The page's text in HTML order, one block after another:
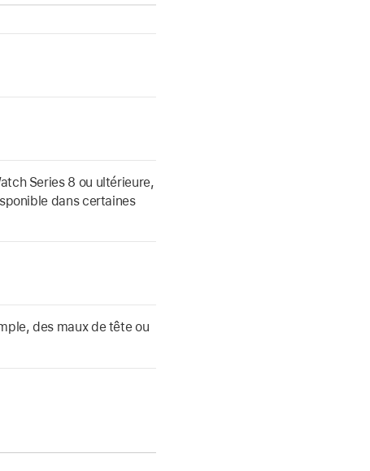
Series 8 ou ultérieure,
dans certaines
des maux de tête ou